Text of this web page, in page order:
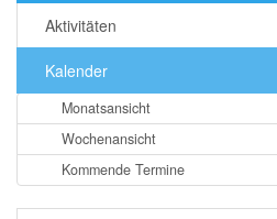
Aktivitäten
Kalender
Monatsansicht
Wochenansicht
Kommende Termine